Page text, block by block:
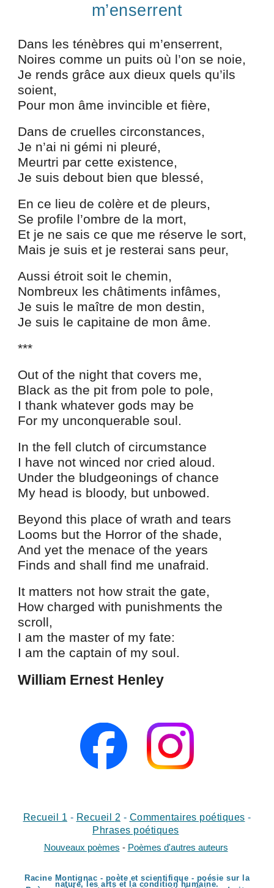
m’enserrent
Dans les ténèbres qui m’enserrent,
Noires comme un puits où l’on se noie,
Je rends grâce aux dieux quels qu’ils
soient,
Pour mon âme invincible et fière,
Dans de cruelles circonstances,
Je n’ai ni gémi ni pleuré,
Meurtri par cette existence,
Je suis debout bien que blessé,
En ce lieu de colère et de pleurs,
Se profile l’ombre de la mort,
Et je ne sais ce que me réserve le sort,
Mais je suis et je resterai sans peur,
Aussi étroit soit le chemin,
Nombreux les châtiments infâmes,
Je suis le maître de mon destin,
Je suis le capitaine de mon âme.
***
Out of the night that covers me,
Black as the pit from pole to pole,
I thank whatever gods may be
For my unconquerable soul.
In the fell clutch of circumstance
I have not winced nor cried aloud.
Under the bludgeonings of chance
My head is bloody, but unbowed.
Beyond this place of wrath and tears
Looms but the Horror of the shade,
And yet the menace of the years
Finds and shall find me unafraid.
It matters not how strait the gate,
How charged with punishments the
scroll,
I am the master of my fate:
I am the captain of my soul.
William Ernest Henley
Recueil 1 - Recueil 2 - Commentaires poétiques -
Phrases poétiques
Nouveaux poèmes - Poèmes d'autres auteurs
Racine Montignac - poète et scientifique - poésie sur la
nature, les arts et la condition humaine.